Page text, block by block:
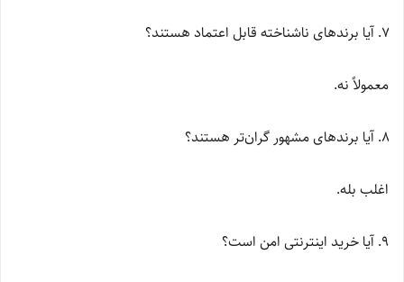
آیا برندهای ناشناخته قابل اعتماد هستند؟
معمولاً نه.
آیا برندهای مشهور گران‌تر هستند؟
اغلب بله.
آیا خرید اینترنتی امن است؟